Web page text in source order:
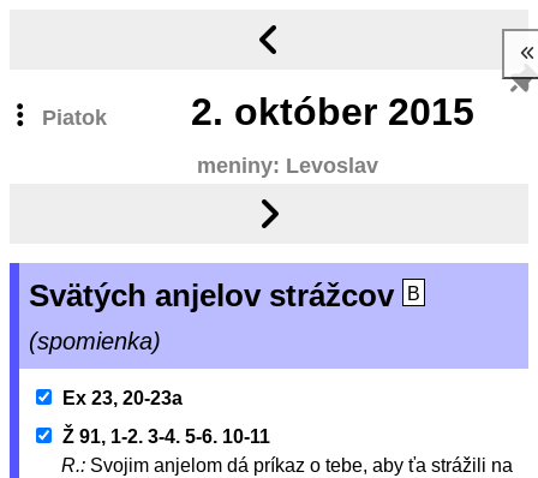
Piatok 2. október 2015
meniny: Levoslav
Svätých anjelov strážcov B
(spomienka)
Ex 23, 20-23a
Ž 91, 1-2. 3-4. 5-6. 10-11
R.: Svojim anjelom dá príkaz o tebe, aby ťa strážili na